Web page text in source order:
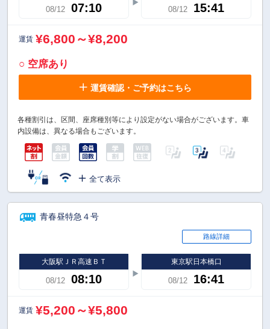
08/12 07:10 08/12 15:41
運賃 ¥6,800～¥8,200
○ 空席あり
運賃確認・ご予約はこちら
各種割引は、区間、座席種別等により設定がない場合がございます。車
内設備は、異なる場合もございます。
全て表示
青春昼特急４号
路線詳細
大阪駅ＪＲ高速ＢＴ
08/12 08:10
東京駅日本橋口
08/12 16:41
運賃 ¥5,200～¥5,800